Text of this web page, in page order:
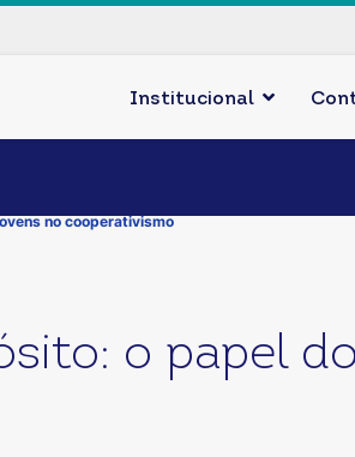
Institucional
no cooperativismo
o papel